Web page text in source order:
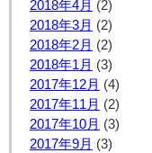
2018年4月 (2)
2018年3月 (2)
2018年2月 (2)
2018年1月 (3)
2017年12月 (4)
2017年11月 (2)
2017年10月 (3)
2017年9月 (3)